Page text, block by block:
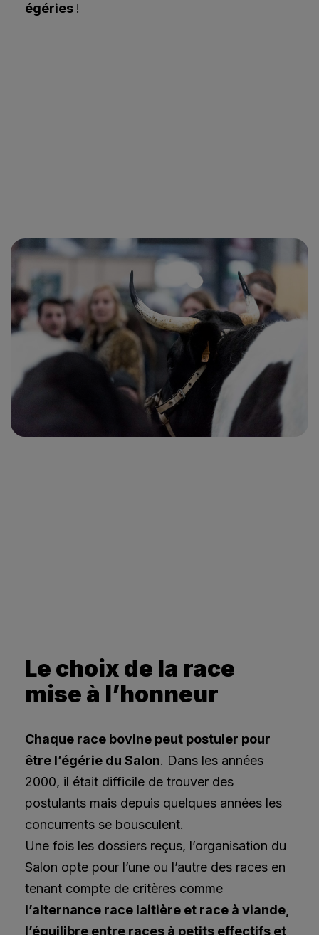
égéries !
Le choix de la race
mise à l’honneur
Chaque race bovine peut postuler pour
être l’égérie du Salon. Dans les années
2000, il était difficile de trouver des
postulants mais depuis quelques années les
concurrents se bousculent.
Une fois les dossiers reçus, l’organisation du
Salon opte pour l’une ou l’autre des races en
tenant compte de critères comme
l’alternance race laitière et race à viande,
l’équilibre entre races à petits effectifs et